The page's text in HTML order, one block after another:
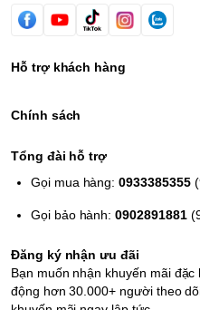
bản remastered
thưởng thức các bản
Enix
Hỗ trợ khách hàng
Chính sách
Tổng đài hỗ trợ
Gọi mua hàng:0933385355
Gọi bảo hành:0902891881
Đăng ký nhận ưu đãi
Bạn muốn nhận khuyến mãi
động hơn 30.000+ người theo